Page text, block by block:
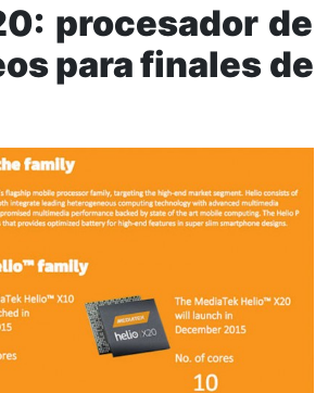
procesador de
para finales de